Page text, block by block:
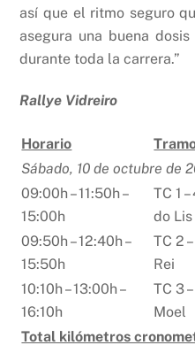
así que el ritmo seguro
asegura una buena
durante toda la carrera.”
Rallye Vidreiro
Horario
Sábado, 10 de octubre de
09:00h – 11:50h –
15:00h
TC 1
do Lis
09:50h – 12:40h –
15:50h
TC 2
Rei
10:10h – 13:00h –
16:10h
TC 3
Moel
Total kilómetros